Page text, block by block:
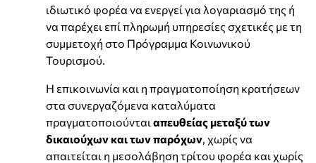
ιδιωτικό φορέα να ενεργεί για λογαριασμό της ή
να παρέχει επί πληρωμή υπηρεσίες σχετικές με τη
συμμετοχή στο Πρόγραμμα Κοινωνικού
Τουρισμού.
Η επικοινωνία και η πραγματοποίηση κρατήσεων
στα συνεργαζόμενα καταλύματα
πραγματοποιούνται απευθείας μεταξύ των
δικαιούχων και των παρόχων , χωρίς να
απαιτείται η μεσολάβηση τρίτου φορέα και χωρίς